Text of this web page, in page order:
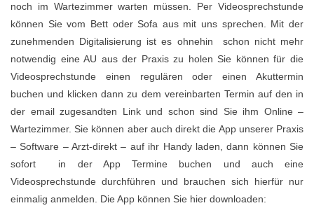
noch im Wartezimmer warten müssen. Per Videosprechstunde
können Sie vom Bett oder Sofa aus mit uns sprechen. Mit der
zunehmenden Digitalisierung ist es ohnehin schon nicht mehr
notwendig eine AU aus der Praxis zu holen Sie können für die
Videosprechstunde einen regulären oder einen Akuttermin
buchen und klicken dann zu dem vereinbarten Termin auf den in
der email zugesandten Link und schon sind Sie ihm Online –
Wartezimmer. Sie können aber auch direkt die App unserer Praxis
– Software – Arzt-direkt – auf ihr Handy laden, dann können Sie
sofort in der App Termine buchen und auch eine
Videosprechstunde durchführen und brauchen sich hierfür nur
einmalig anmelden. Die App können Sie hier downloaden: